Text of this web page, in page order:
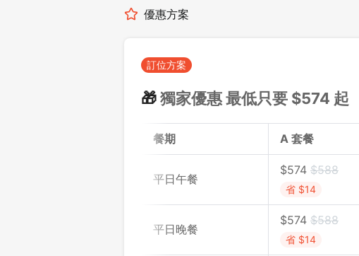
優惠方案
訂位方案
🎁獨家優惠 最低只要 $574 起
餐期 A 套餐
平日午餐
$574 $588
省 $14
平日晚餐
$574 $588
省 $14